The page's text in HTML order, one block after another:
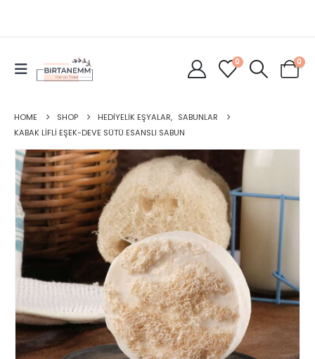
0 0
HOME SHOP HEDIYELIK EŞYALAR, SABUNLAR
KABAK LIFLI EŞEK-DEVE SÜTÜ ESANSLI SABUN